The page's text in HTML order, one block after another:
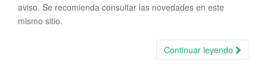
aviso. Se recomienda consultar las novedades en este
mismo sitio.
Continuar leyendo